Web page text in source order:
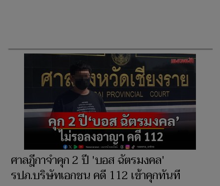
ศาลฎีกาจำคุก 2 ปี 'บอส ฉัตรมงคล'
รปภ.บริษัทเอกชน คดี 112 เข้าคุกทันที